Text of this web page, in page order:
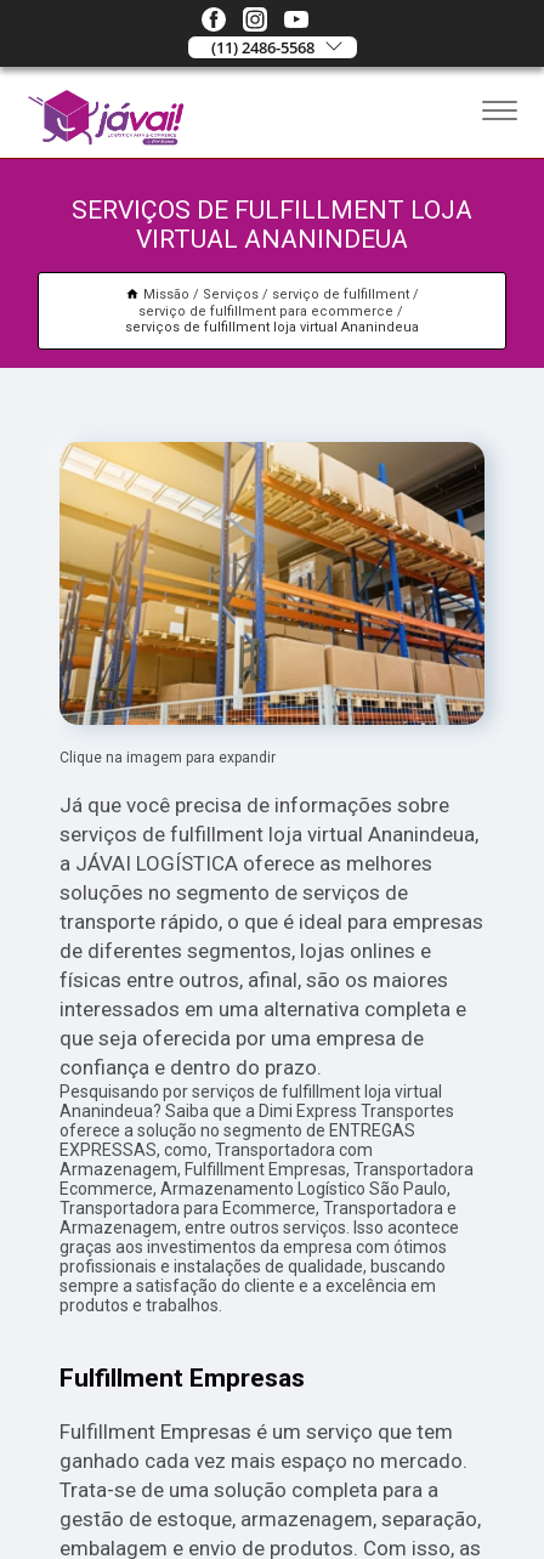
(11) 2486-5568
SERVIÇOS DE FULFILLMENT LOJA
VIRTUAL ANANINDEUA
Missão Serviços
serviço de fulfillment
serviço de fulfillment para ecommerce
serviços de fulfillment loja virtual Ananindeua
Clique na imagem para expandir
Já que você precisa de informações sobre
serviços de fulfillment loja virtual Ananindeua,
a JÁVAI LOGÍSTICA oferece as melhores
soluções no segmento de serviços de
transporte rápido, o que é ideal para empresas
de diferentes segmentos, lojas onlines e
físicas entre outros, afinal, são os maiores
interessados em uma alternativa completa e
que seja oferecida por uma empresa de
confiança e dentro do prazo.
Pesquisando por serviços de fulfillment loja virtual
Ananindeua? Saiba que a Dimi Express Transportes
oferece a solução no segmento de ENTREGAS
EXPRESSAS, como, Transportadora com
Armazenagem, Fulfillment Empresas, Transportadora
Ecommerce, Armazenamento Logístico São Paulo,
Transportadora para Ecommerce, Transportadora e
Armazenagem, entre outros serviços. Isso acontece
graças aos investimentos da empresa com ótimos
profissionais e instalações de qualidade, buscando
sempre a satisfação do cliente e a excelência em
produtos e trabalhos.
Fulfillment Empresas
Fulfillment Empresas é um serviço que tem
ganhado cada vez mais espaço no mercado.
Trata-se de uma solução completa para a
gestão de estoque, armazenagem, separação,
embalagem e envio de produtos. Com isso, as